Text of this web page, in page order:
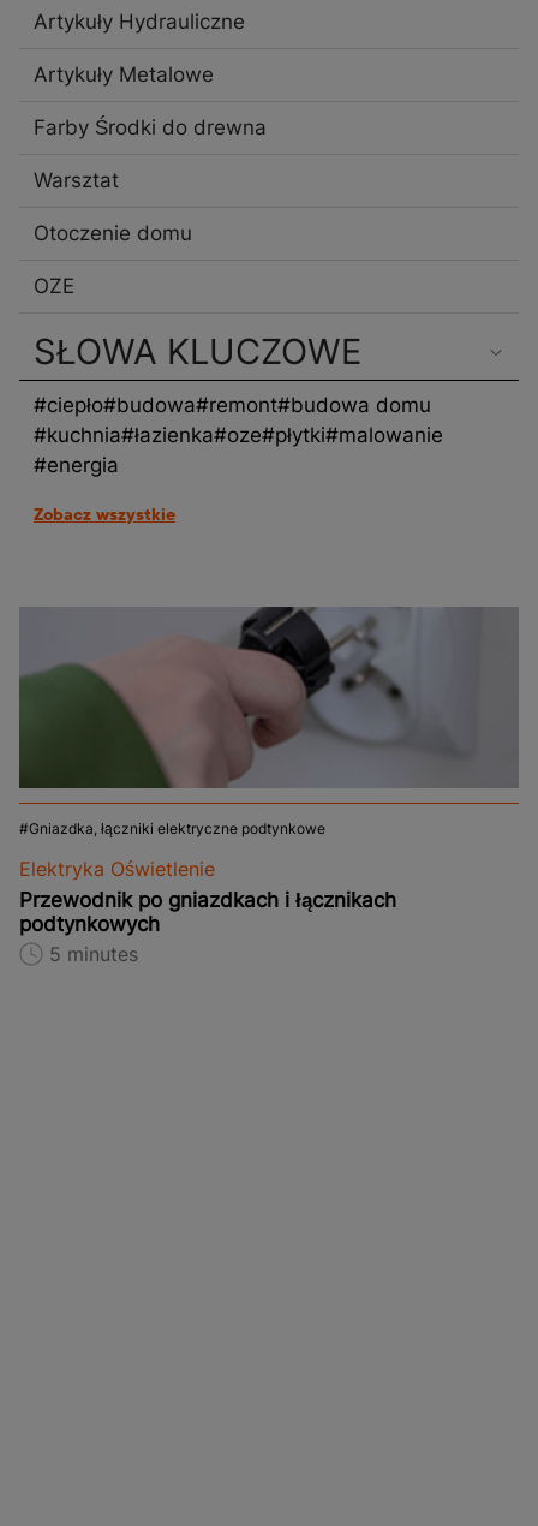
Artykuły Hydrauliczne
Artykuły Metalowe
Farby Środki do drewna
Warsztat
Otoczenie domu
OZE
SŁOWA KLUCZOWE
#ciepło#budowa#remont#budowa domu
#kuchnia#łazienka#oze#płytki#malowanie
#energia
Zobacz wszystkie
Gniazdka, łączniki elektryczne podtynkowe
Elektryka Oświetlenie
Przewodnik po gniazdkach i łącznikach
podtynkowych
5 minutes